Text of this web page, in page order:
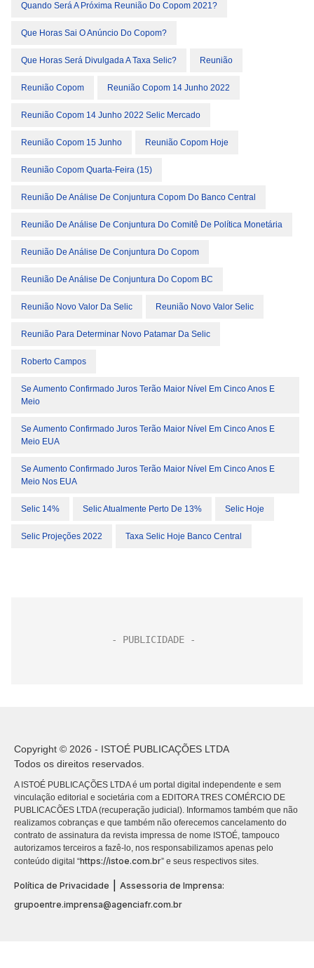
Quando Será A Próxima Reunião Do Copom 2021?
Que Horas Sai O Anúncio Do Copom?
Que Horas Será Divulgada A Taxa Selic? Reunião
Reunião Copom Reunião Copom 14 Junho 2022
Reunião Copom 14 Junho 2022 Selic Mercado
Reunião Copom 15 Junho Reunião Copom Hoje
Reunião Copom Quarta-Feira (15)
Reunião De Análise De Conjuntura Copom Do Banco Central
Reunião De Análise De Conjuntura Do Comitê De Política Monetária
Reunião De Análise De Conjuntura Do Copom
Reunião De Análise De Conjuntura Do Copom BC
Reunião Novo Valor Da Selic Reunião Novo Valor Selic
Reunião Para Determinar Novo Patamar Da Selic
Roberto Campos
Se Aumento Confirmado Juros Terão Maior Nível Em Cinco Anos E
Meio
Se Aumento Confirmado Juros Terão Maior Nível Em Cinco Anos E
Meio EUA
Se Aumento Confirmado Juros Terão Maior Nível Em Cinco Anos E
Meio Nos EUA
Selic 14% Selic Atualmente Perto De 13% Selic Hoje
Selic Projeções 2022 Taxa Selic Hoje Banco Central
Copyright © 2026 - ISTOÉ PUBLICAÇÕES LTDA
Todos os direitos reservados.
A ISTOÉ PUBLICAÇÕES LTDA é um portal digital independente e sem
vinculação editorial e societária com a EDITORA TRES COMÉRCIO DE
PUBLICACÕES LTDA (recuperação judicial). Informamos também que não
realizamos cobranças e que também não oferecemos cancelamento do
contrato de assinatura da revista impressa de nome ISTOÉ, tampouco
autorizamos terceiros a fazê-lo, nos responsabilizamos apenas pelo
conteúdo digital “https://istoe.com.br” e seus respectivos sites.
Política de Privacidade
Assessoria de Imprensa:
grupoentre.imprensa@agenciafr.com.br